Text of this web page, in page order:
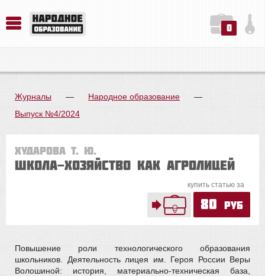
0
Журналы — Народное образование
—
Выпуск №4/2024
Хударова Т. Ю.
Школа-хозяйство как агролицей
купить статью за
80 руб
Повышение роли технологического образования
школьников. Деятельность лицея им. Героя России Веры
Волошиной: история, материально-техническая база,